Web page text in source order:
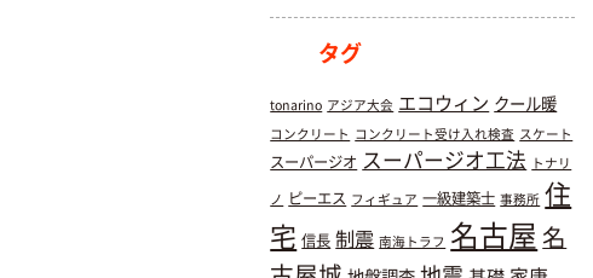
タグ
tonarino アジア大会 エコウィン クール暖
コンクリート コンクリート受け入れ検査 スケート
スーパージオ スーパージオ工法 トナリ
ノ ピーエス フィギュア 一級建築士 事務所 住
宅 信長 制震 南海トラフ 名古屋 名